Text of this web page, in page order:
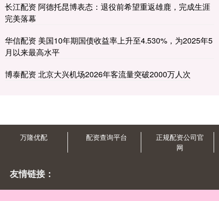
长江配资 阿德托昆博表态：退役前希望重返雄鹿，完成生涯
完美落幕
华信配资 美国10年期国债收益率上升至4.530%，为2025年5
月以来最高水平
博泰配资 北京大兴机场2026年客流量突破2000万人次
万隆优配 配资查询平台
正规配资公司官
网
友情链接：